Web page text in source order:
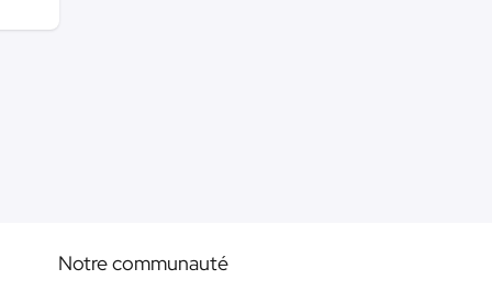
Notre communauté